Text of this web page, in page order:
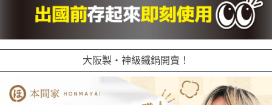
大阪製・神級鐵鍋開賣！